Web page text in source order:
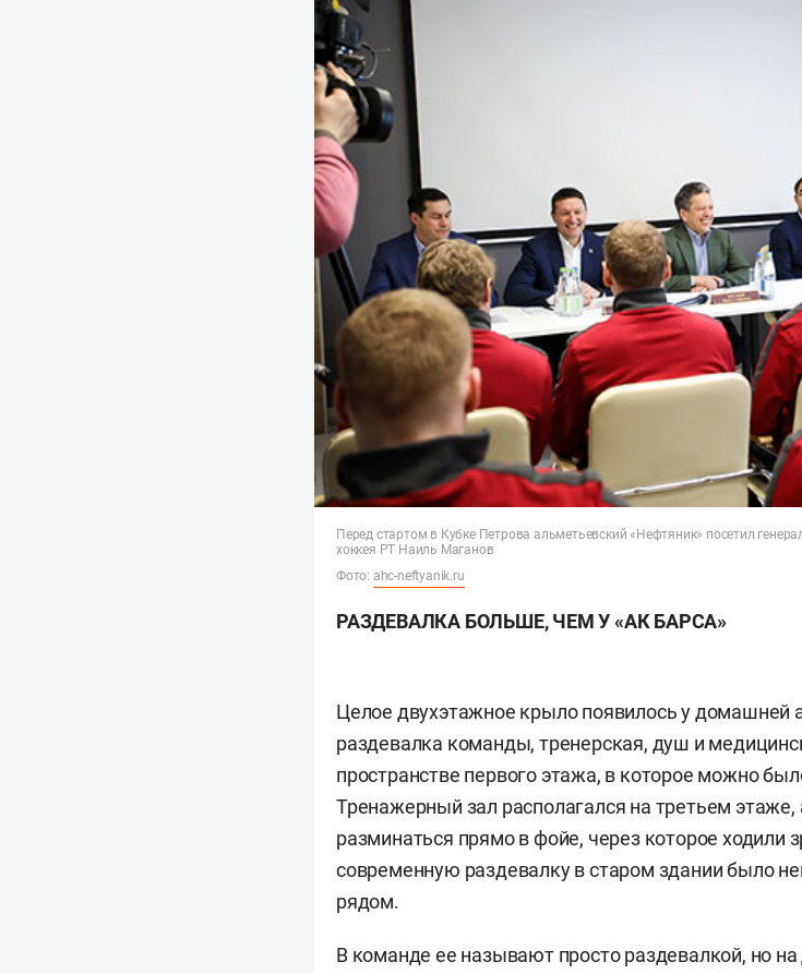
Перед стартом в Кубке Петрова альметьевский «Нефтяник» посетил
хоккея РТ Наиль Маганов
Фото: ahc-neftyanik.ru
РАЗДЕВАЛКА БОЛЬШЕ, ЧЕМ У «АК БАРСА»
Целое двухэтажное крыло появилось у домашней
раздевалка команды, тренерская, душ и
пространстве первого этажа, в которое можно
Тренажерный зал располагался на третьем этаже,
разминаться прямо в фойе, через которое ходили
современную раздевалку в старом здании было
рядом.
В команде ее называют просто раздевалкой, но